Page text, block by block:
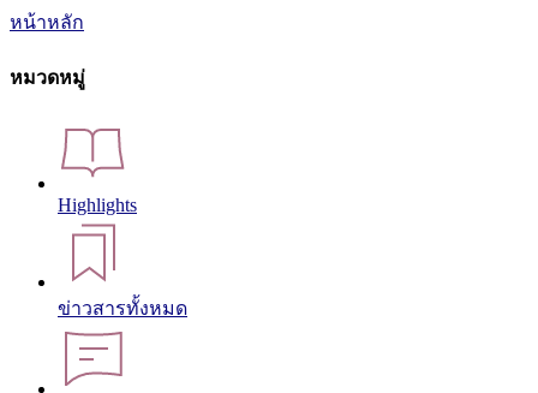
หน้าหลัก
หมวดหมู่
Highlights
ข่าวสารทั้งหมด